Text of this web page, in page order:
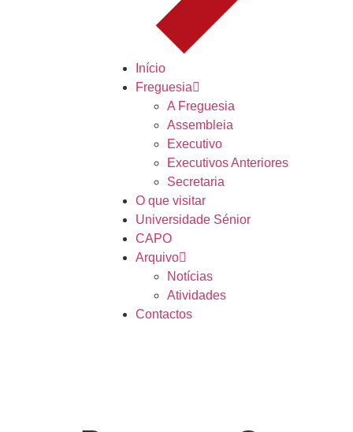
Início
Freguesia
A Freguesia
Assembleia
Executivo
Executivos Anteriores
Secretaria
O que visitar
Universidade Sénior
CAPO
Arquivo
Notícias
Atividades
Contactos